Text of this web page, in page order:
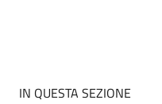
IN QUESTA SEZIONE